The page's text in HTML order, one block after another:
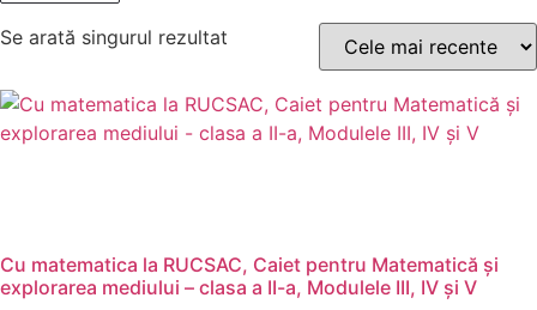
Se arată singurul rezultat
Cu matematica la RUCSAC, Caiet pentru Matematică și
explorarea mediului – clasa a II-a, Modulele III, IV și V